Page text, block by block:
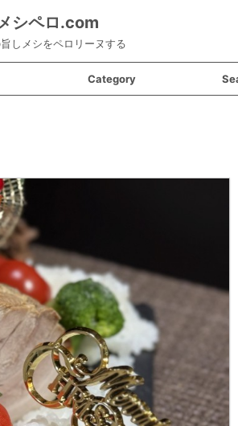
シペロ.com
しメシをペロリーヌする
Category